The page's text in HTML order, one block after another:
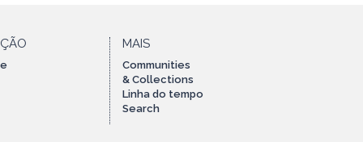
MAIS
Communities
& Collections
Linha do tempo
Search